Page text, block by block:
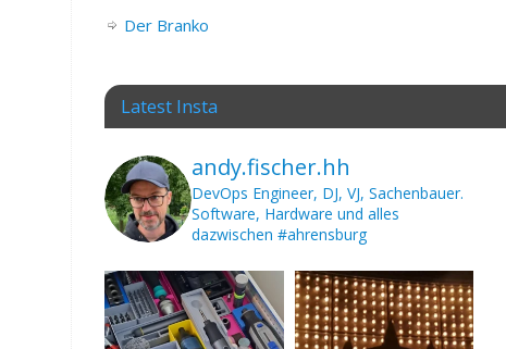
Der Branko
Latest Insta
andy.fischer.hh
DevOps Engineer, DJ, VJ, Sachenbauer.
Software, Hardware und alles
dazwischen #ahrensburg